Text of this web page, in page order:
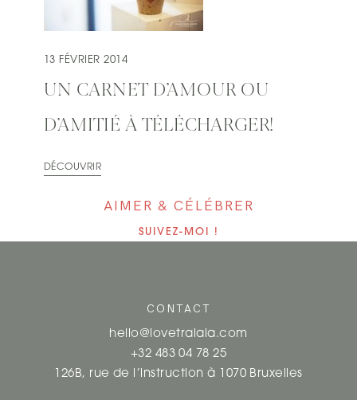
13 FÉVRIER 2014
UN CARNET D’AMOUR OU
D’AMITIÉ À TÉLÉCHARGER!
DÉCOUVRIR
AIMER & CÉLÉBRER
SUIVEZ-MOI !
CONTACT
hello@lovetralala.com
+32 483 04 78 25
126B, rue de l’instruction à 1070 Bruxelles